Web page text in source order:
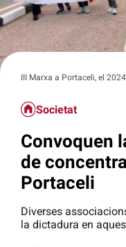
III Marxa a Portaceli, el 2024
Societat
Convoquen
de
Portaceli
Diverses
la dictadura en